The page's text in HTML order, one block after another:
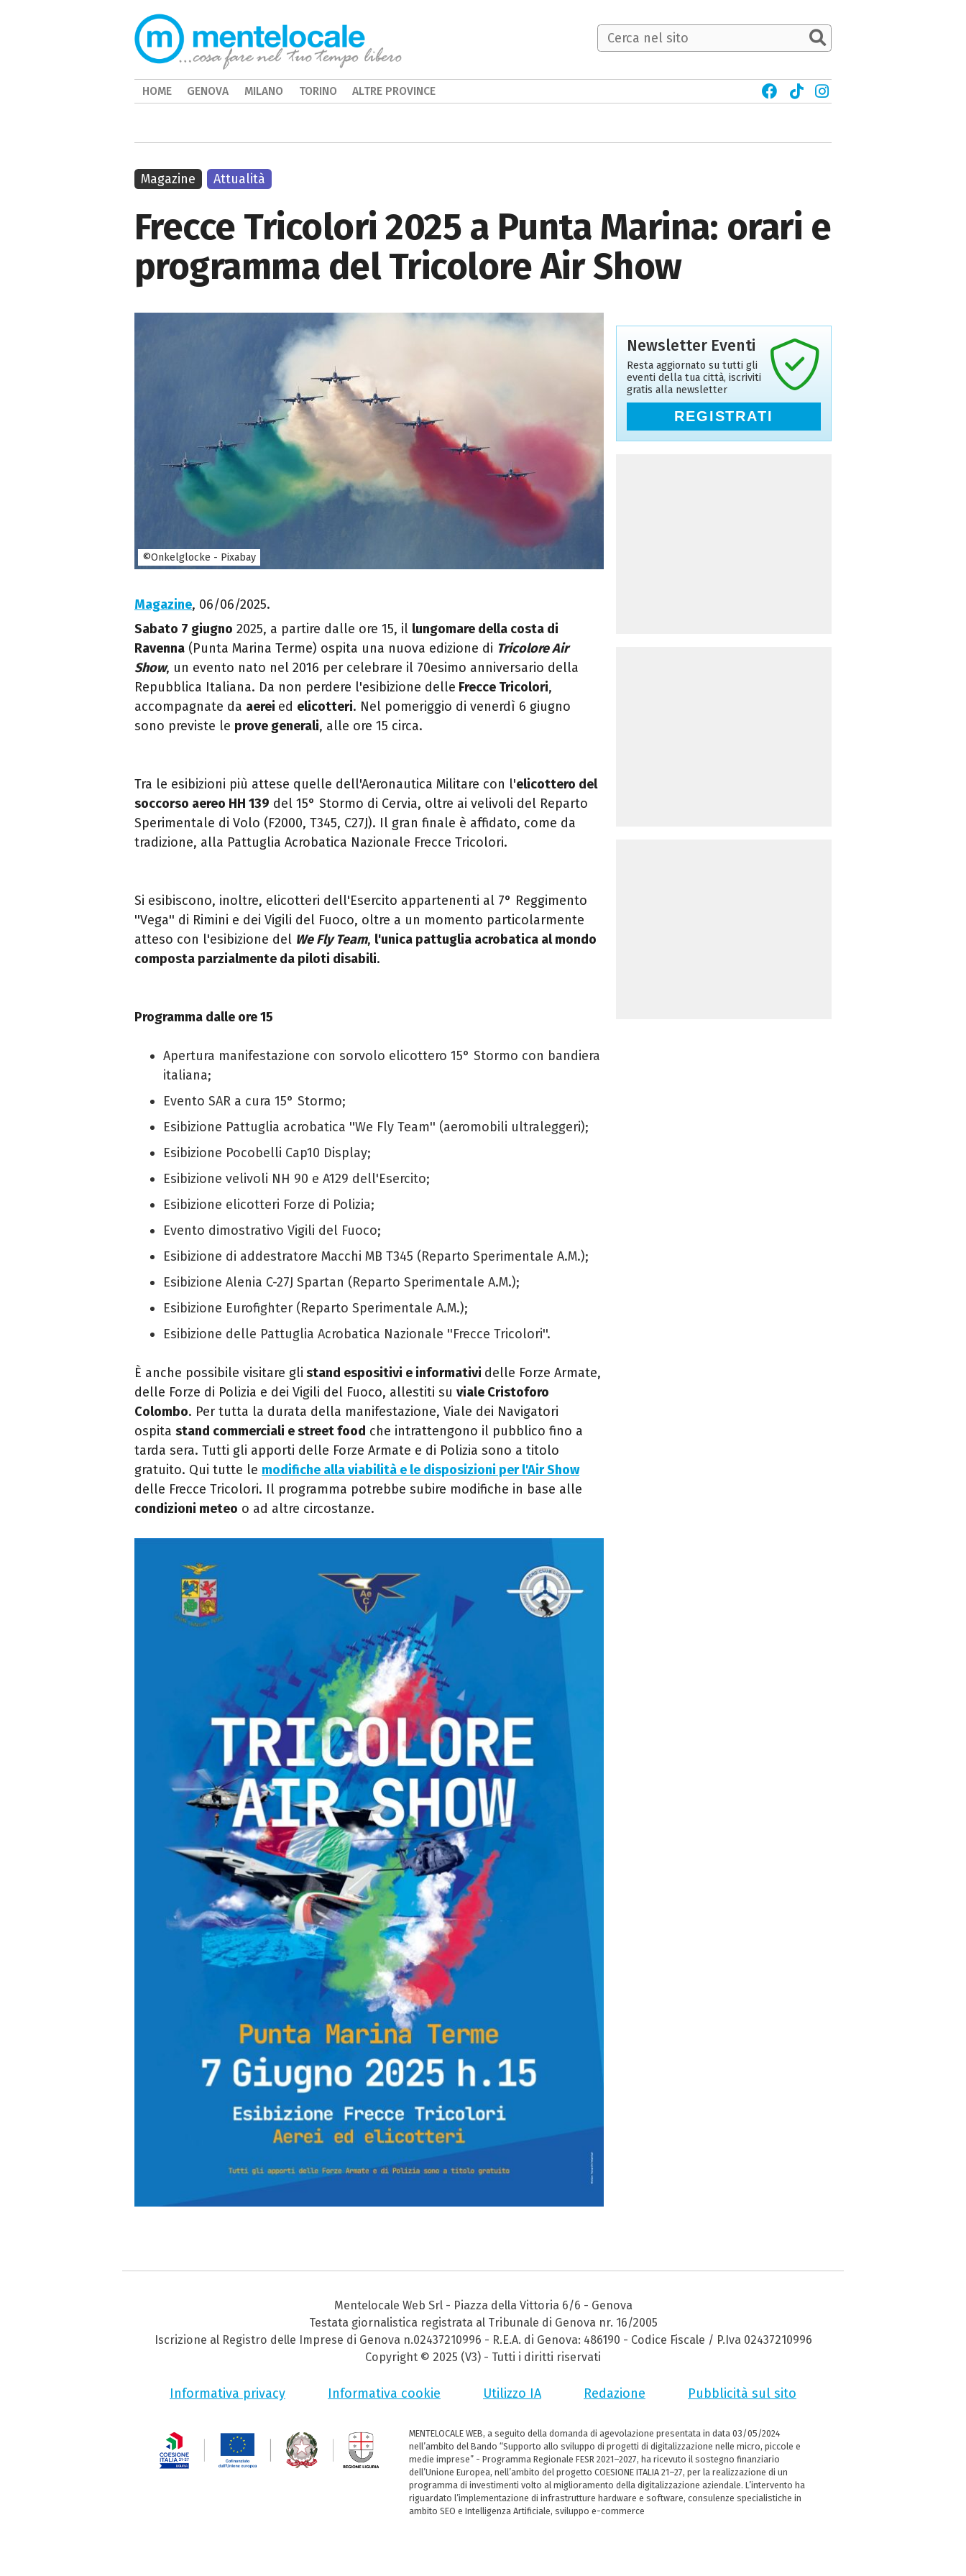
Frecce Tricolori 2025 a Punta Marina: orari e
programma del Tricolore Air Show
©Onkelglocke - Pixabay
Magazine, 06/06/2025.
Sabato 7 giugno 2025, a partire dalle ore 15, il lungomare della costa di
Ravenna (Punta Marina Terme) ospita una nuova edizione di Tricolore Air
Show, un evento nato nel 2016 per celebrare il 70esimo anniversario della
Repubblica Italiana. Da non perdere l'esibizione delle Frecce Tricolori,
accompagnate da aerei ed elicotteri. Nel pomeriggio di venerdì 6 giugno
sono previste le prove generali, alle ore 15 circa.
Tra le esibizioni più attese quelle dell'Aeronautica Militare con l'elicottero del
soccorso aereo HH 139 del 15° Stormo di Cervia, oltre ai velivoli del Reparto
Sperimentale di Volo (F2000, T345, C27J). Il gran finale è affidato, come da
tradizione, alla Pattuglia Acrobatica Nazionale Frecce Tricolori.
Si esibiscono, inoltre, elicotteri dell'Esercito appartenenti al 7° Reggimento
''Vega'' di Rimini e dei Vigili del Fuoco, oltre a un momento particolarmente
atteso con l'esibizione del We Fly Team, l'unica pattuglia acrobatica al mondo
composta parzialmente da piloti disabili.
Programma dalle ore 15
Apertura manifestazione con sorvolo elicottero 15° Stormo con bandiera
italiana;
Evento SAR a cura 15° Stormo;
Esibizione Pattuglia acrobatica ''We Fly Team'' (aeromobili ultraleggeri);
Esibizione Pocobelli Cap10 Display;
Esibizione velivoli NH 90 e A129 dell'Esercito;
Esibizione elicotteri Forze di Polizia;
Evento dimostrativo Vigili del Fuoco;
Esibizione di addestratore Macchi MB T345 (Reparto Sperimentale A.M.);
Esibizione Alenia C-27J Spartan (Reparto Sperimentale A.M.);
Esibizione Eurofighter (Reparto Sperimentale A.M.);
Esibizione delle Pattuglia Acrobatica Nazionale ''Frecce Tricolori''.
È anche possibile visitare gli stand espositivi e informativi delle Forze Armate,
delle Forze di Polizia e dei Vigili del Fuoco, allestiti su viale Cristoforo
Colombo. Per tutta la durata della manifestazione, Viale dei Navigatori
ospita stand commerciali e street food che intrattengono il pubblico fino a
tarda sera. Tutti gli apporti delle Forze Armate e di Polizia sono a titolo
gratuito. Qui tutte le modifiche alla viabilità e le disposizioni per l'Air Show
delle Frecce Tricolori. Il programma potrebbe subire modifiche in base alle
condizioni meteo o ad altre circostanze.
Magazine Attualità
Newsletter Eventi
Resta aggiornato su tutti gli
eventi della tua città, iscriviti
gratis alla newsletter
REGISTRATI
HOME GENOVA MILANO TORINO ALTRE PROVINCE
Mentelocale Web Srl - Piazza della Vittoria 6/6 - Genova
Testata giornalistica registrata al Tribunale di Genova nr. 16/2005
Iscrizione al Registro delle Imprese di Genova n.02437210996 - R.E.A. di Genova: 486190 - Codice Fiscale / P.Iva 02437210996
Copyright © 2025 (V3) - Tutti i diritti riservati
Informativa privacy Informativa cookie Utilizzo IA Redazione Pubblicità sul sito
MENTELOCALE WEB, a seguito della domanda di agevolazione presentata in data 03/05/2024
nell’ambito del Bando “Supporto allo sviluppo di progetti di digitalizzazione nelle micro, piccole e
medie imprese” - Programma Regionale FESR 2021–2027, ha ricevuto il sostegno finanziario
dell’Unione Europea, nell’ambito del progetto COESIONE ITALIA 21–27, per la realizzazione di un
programma di investimenti volto al miglioramento della digitalizzazione aziendale. L’intervento ha
riguardato l’implementazione di infrastrutture hardware e software, consulenze specialistiche in
ambito SEO e Intelligenza Artificiale, sviluppo e-commerce